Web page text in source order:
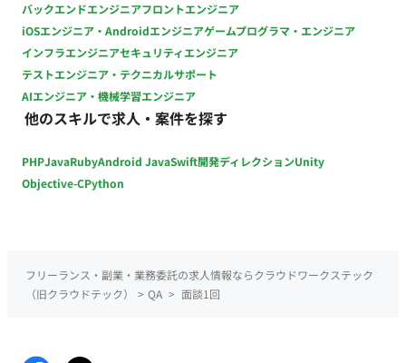
きオフィスにて打ち合わせのため出社） 交通費：別途支給 フレ
ックス稼働：可能（9:00〜18:00の間で柔軟に調整いただけま
す）
バックエンドエンジニアフロントエンジニア
iOSエンジニア・Androidエンジニアゲームプログラマ・エンジニア
インフラエンジニアセキュリティエンジニア
テストエンジニア・テクニカルサポート
AIエンジニア・機械学習エンジニア
他のスキルで求人・案件を探す
PHPJavaRubyAndroid JavaSwift開発ディレクションUnity
Objective-CPython
フリーランス・副業・業務委託の求人情報ならクラウドワークステック
（旧クラウドテック）
> QA > 面談1回